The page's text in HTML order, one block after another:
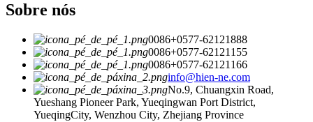
Sobre nós
0086+0577-62121888
0086+0577-62121155
0086+0577-62121166
info@hien-ne.com
No.9, Chuangxin Road,
Yueshang Pioneer Park, Yueqingwan Port District,
YueqingCity, Wenzhou City, Zhejiang Province